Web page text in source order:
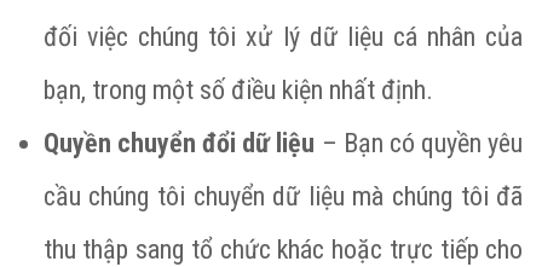
đối việc chúng tôi xử lý dữ liệu cá nhân của
bạn, trong một số điều kiện nhất định.
Quyền chuyển đổi dữ liệu – Bạn có quyền yêu
cầu chúng tôi chuyển dữ liệu mà chúng tôi đã
thu thập sang tổ chức khác hoặc trực tiếp cho